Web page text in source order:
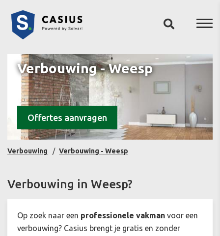
Verbouwing - Weesp
Offertes aanvragen
Verbouwing Verbouwing - Weesp
Verbouwing in Weesp?
Op zoek naar een professionele vakman voor een
verbouwing? Casius brengt je gratis en zonder